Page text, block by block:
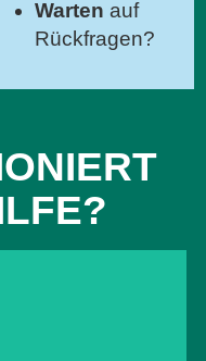
Warten auf
Rückfragen?